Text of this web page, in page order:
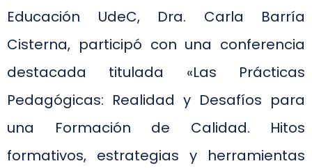
Educación UdeC, Dra. Carla Barría
Cisterna, participó con una conferencia
destacada titulada «Las Prácticas
Pedagógicas: Realidad y Desafíos para
una Formación de Calidad. Hitos
formativos, estrategias y herramientas